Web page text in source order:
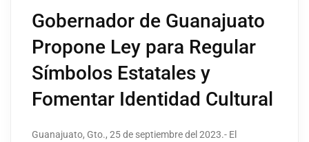
Gobernador de Guanajuato
Propone Ley para Regular
Símbolos Estatales y
Fomentar Identidad Cultural
Guanajuato, Gto., 25 de septiembre del 2023.- El